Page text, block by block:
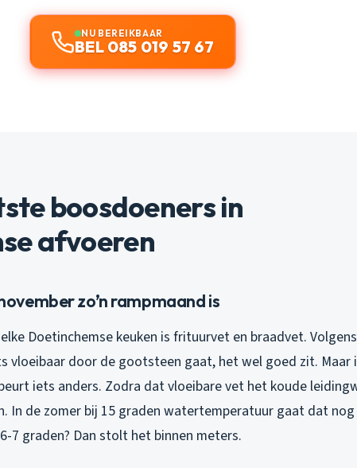
NU BEREIKBAAR
BEL 085 019 57 67
boosdoeners in
afvoeren
zo’n rampmaand is
Doetinchemse keuken is frituurvet en braadvet.
vloeibaar door de gootsteen gaat, het wel goed zit. Maar
iets anders. Zodra dat vloeibare vet het koude
In de zomer bij 15 graden watertemperatuur gaat dat
7 graden? Dan stolt het binnen meters.